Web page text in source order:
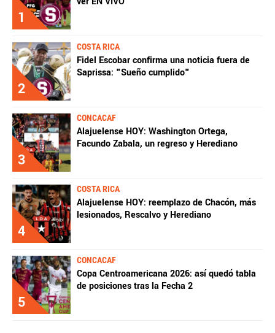
1
2
COSTA RICA
Fidel Escobar confirma una noticia fuera de
Saprissa: "Sueño cumplido"
3
CONCACAF
Alajuelense HOY: Washington Ortega,
Facundo Zabala, un regreso y Herediano
4
COSTA RICA
Alajuelense HOY: reemplazo de Chacón, más
lesionados, Rescalvo y Herediano
5
CONCACAF
Copa Centroamericana 2026: así quedó tabla
de posiciones tras la Fecha 2